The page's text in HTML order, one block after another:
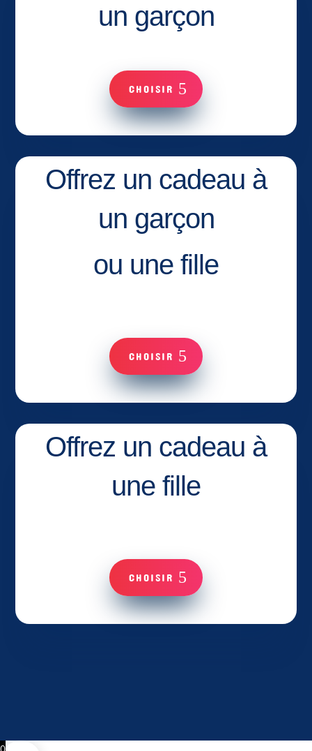
un garçon
CHOISIR
Offrez un cadeau à
un garçon
ou une fille
CHOISIR
Offrez un cadeau à
une fille
CHOISIR